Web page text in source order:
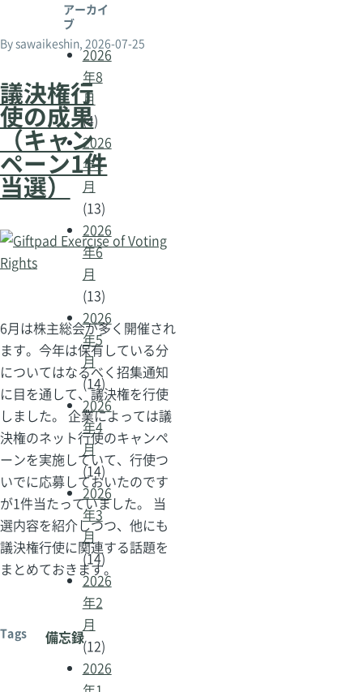
By sawaikeshin , 2026-07-25
議決権行
使の成果
（キャン
ペーン1件
当選）
6月は株主総会が多く開催され
ます。今年は保有している分
についてはなるべく招集通知
に目を通して、議決権を行使
しました。 企業によっては議
決権のネット行使のキャンペ
ーンを実施していて、行使つ
いでに応募しておいたのです
が1件当たっていました。 当
選内容を紹介しつつ、他にも
議決権行使に関連する話題を
まとめておきます。
Tags 備忘録
アーカイ
ブ
2026
年8
月
(4)
2026
年7
月
(13)
2026
年6
月
(13)
2026
年5
月
(14)
2026
年4
月
(14)
2026
年3
月
(14)
2026
年2
月
(12)
2026